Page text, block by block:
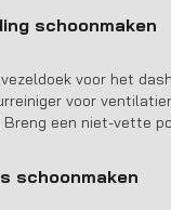
schoonmaken
voor het
voor
Breng een niet-vette
schoonmaken